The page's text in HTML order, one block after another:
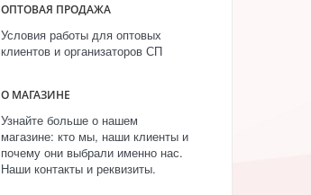
ОПТОВАЯ ПРОДАЖА
Условия работы для оптовых
клиентов и организаторов СП
О МАГАЗИНЕ
Узнайте больше о нашем
магазине: кто мы, наши клиенты и
почему они выбрали именно нас.
Наши контакты и реквизиты.